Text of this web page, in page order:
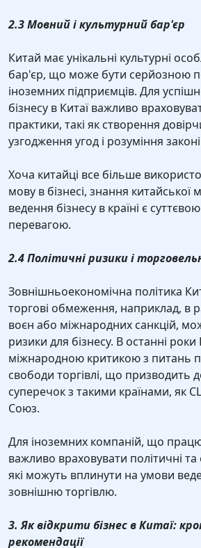
2.3 Мовний і культурний бар'єр
Китай має унікальні культурні
бар'єр, що може бути серйозною
іноземних підприємців. Для
бізнесу в Китаї важливо
практики, такі як створення
узгодження угод і розуміння
Хоча китайці все більше
мову в бізнесі, знання китайської
ведення бізнесу в країні є
перевагою.
2.4 Політичні ризики і
Зовнішньоекономічна політика
торгові обмеження, наприклад, в
воєн або міжнародних санкцій,
ризики для бізнесу. В останні
міжнародною критикою з питань
свободи торгівлі, що призводить
суперечок з такими країнами, як
Союз.
Для іноземних компаній, що
важливо враховувати політичні та
які можуть вплинути на умови
зовнішню торгівлю.
3. Як відкрити бізнес в Китаї:
рекомендації